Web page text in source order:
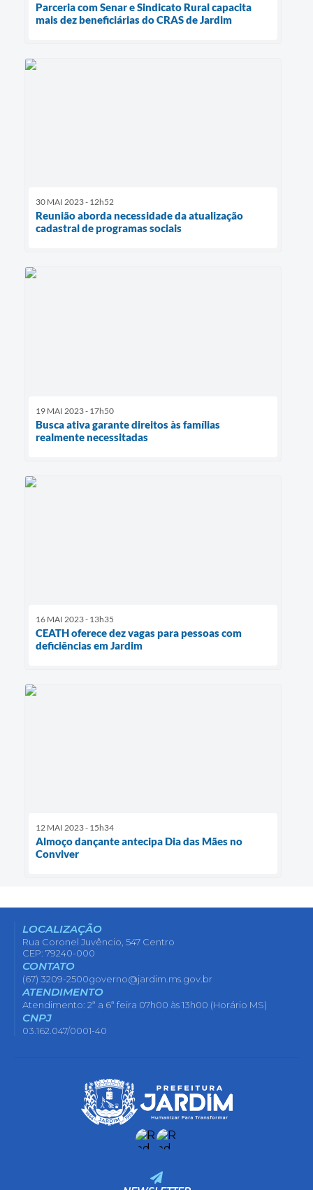
Parceria com Senar e Sindicato Rural capacita
mais dez beneficiárias do CRAS de Jardim
30 MAI 2023 - 12h52
Reunião aborda necessidade da atualização
cadastral de programas sociais
19 MAI 2023 - 17h50
Busca ativa garante direitos às famílias
realmente necessitadas
16 MAI 2023 - 13h35
CEATH oferece dez vagas para pessoas com
deficiências em Jardim
12 MAI 2023 - 15h34
Almoço dançante antecipa Dia das Mães no
Conviver
LOCALIZAÇÃO
Rua Coronel Juvêncio, 547 Centro
CEP: 79240-000
CONTATO
(67) 3209-2500governo@jardim.ms.gov.br
ATENDIMENTO
Atendimento: 2ª a 6ª feira 07h00 às 13h00 (Horário MS)
CNPJ
03.162.047/0001-40